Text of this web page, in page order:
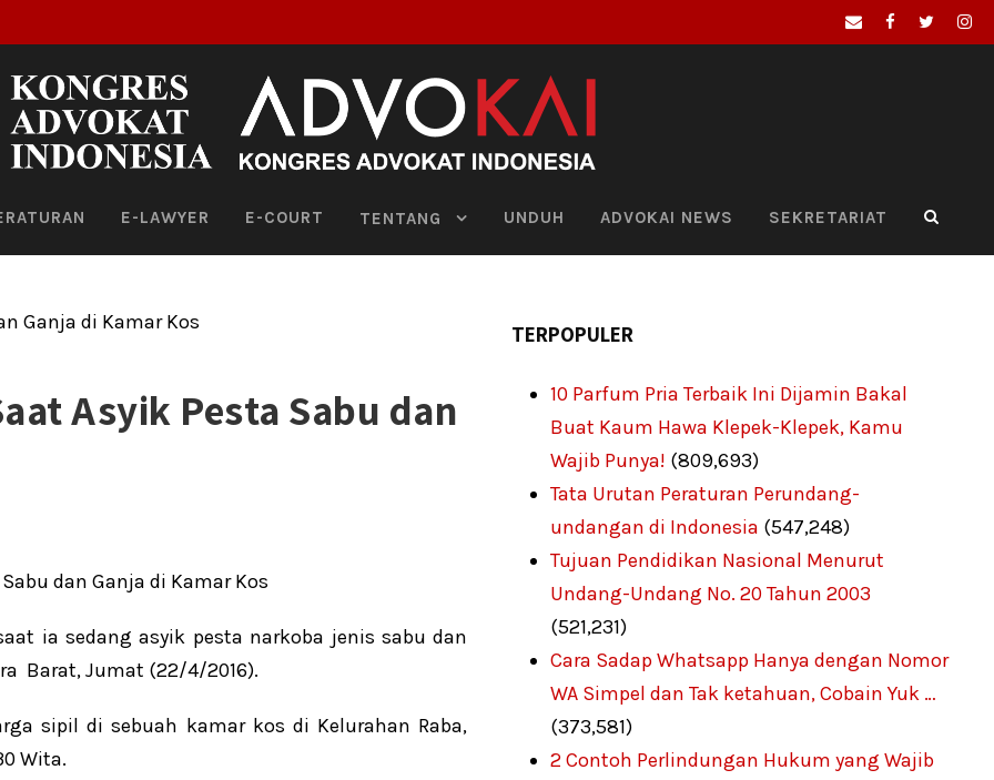
E-LAWYER E-COURT TENTANG UNDUH ADVOKAI NEWS SEKRETARIAT
Asyik Pesta Sabu dan
ia sedang asyik pesta narkoba jenis sabu dan
Barat, Jumat (22/4/2016).
sipil di sebuah kamar kos di Kelurahan Raba,
Wita.
TERPOPULER
10 Parfum Pria Terbaik Ini Dijamin Bakal
Buat Kaum Hawa Klepek-Klepek, Kamu
Wajib Punya! (809,693)
Tata Urutan Peraturan Perundang-
undangan di Indonesia (547,248)
Tujuan Pendidikan Nasional Menurut
Undang-Undang No. 20 Tahun 2003
(521,231)
Cara Sadap Whatsapp Hanya dengan Nomor
WA Simpel dan Tak ketahuan, Cobain Yuk …
(373,581)
2 Contoh Perlindungan Hukum yang Wajib